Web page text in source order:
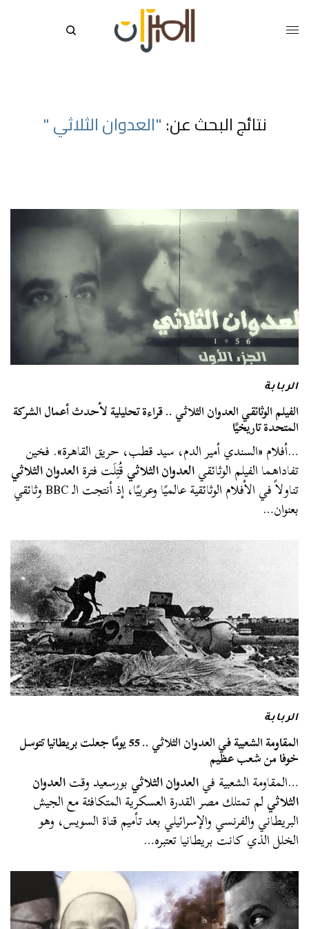
نتائج البحث عن: "العدوان الثلاثي "
الربابة
الفيلم الوثائقي العدوان الثلاثي .. قراءة تحليلية لأحدث أعمال الشركة
المتحدة تاريخيًا
…أفلام «السندي أمير الدم، سيد قطب، حريق القاهرة». فخين
تفاداهما الفيلم الوثائقيالعدوان الثلاثيقُتِلَت فترةالعدوان الثلاثي
تناولاً في الأفلام الوثائقية عالميًا وعربيًا، إذ أنتجت الـ BBC وثائقي
بعنوان…
الربابة
المقاومة الشعبية في العدوان الثلاثي .. 55 يومًا جعلت بريطانيا تتوسل
خوفا من شعب عظيم
…المقاومة الشعبية فيالعدوان الثلاثيبورسعيد وقتالعدوان
الثلاثيلم تمتلك مصر القدرة العسكرية المتكافئة مع الجيش
البريطاني والفرنسي والإسرائيلي بعد تأميم قناة السويس، وهو
الخلل الذي كانت بريطانيا تعتبره…